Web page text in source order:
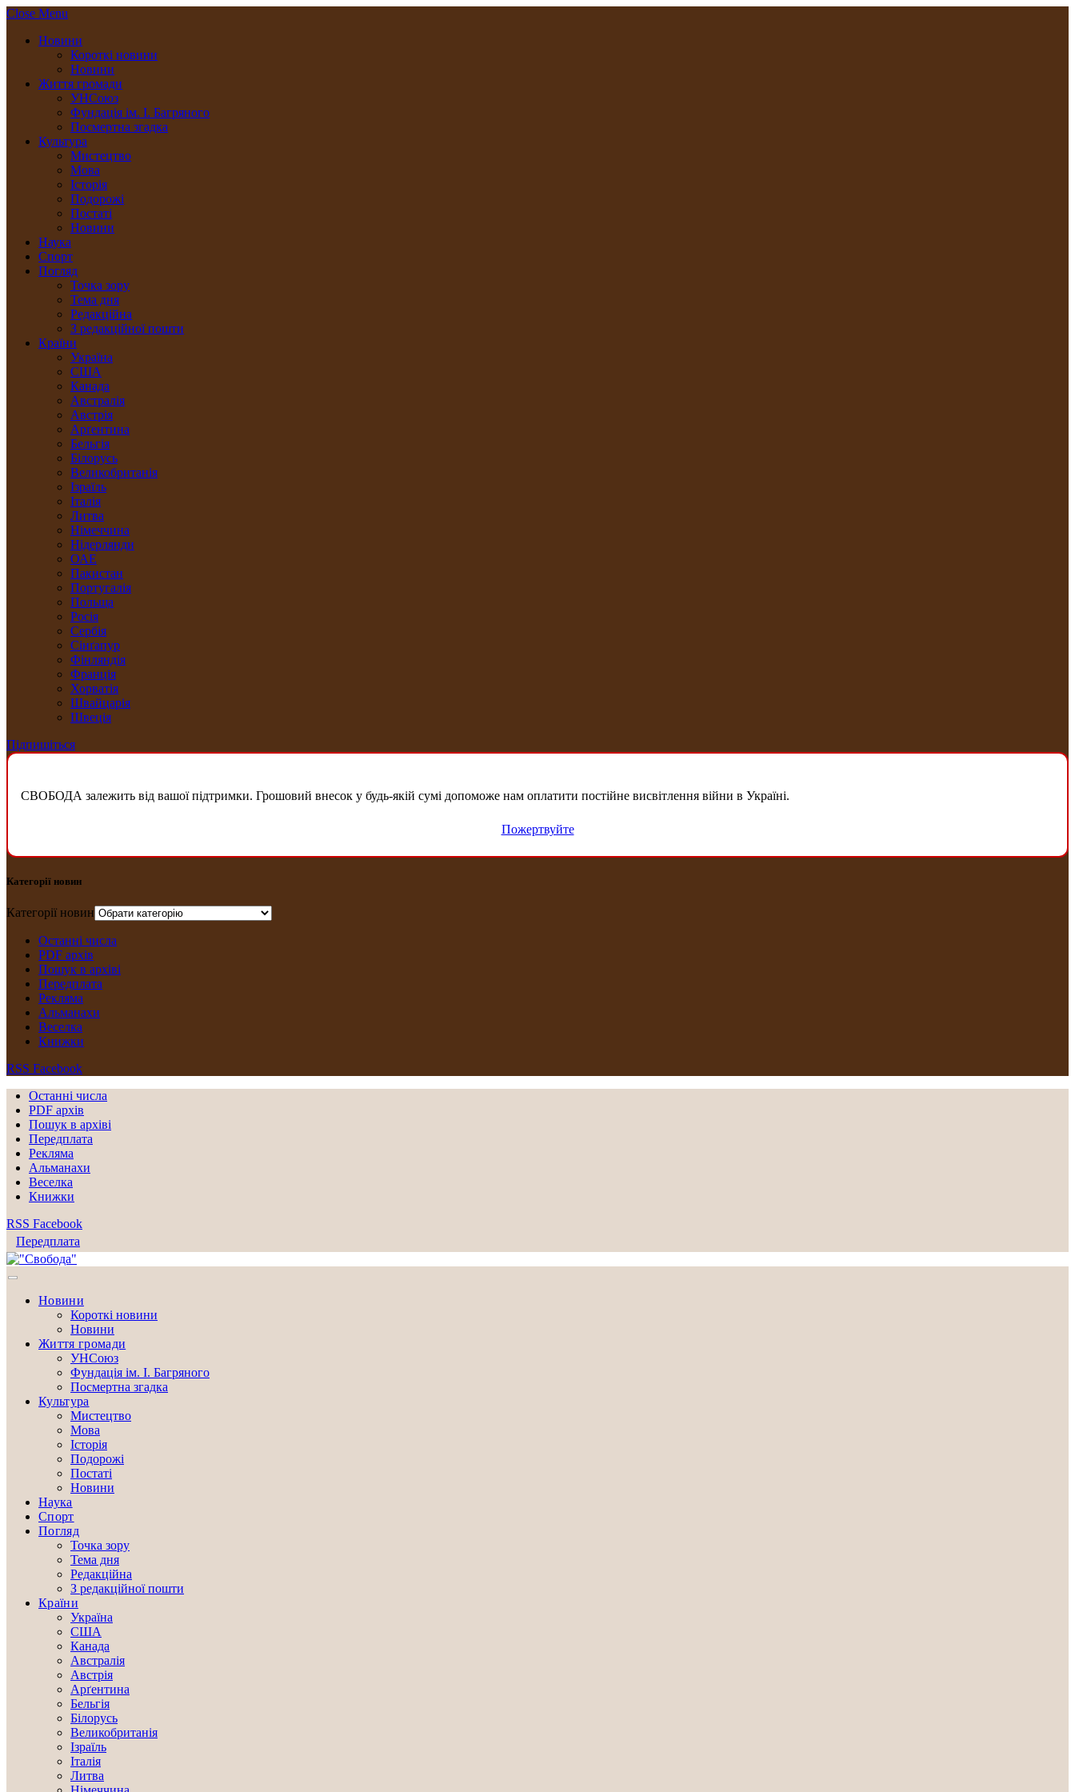
Close Menu
Новини
Короткі новини
Новини
Життя громади
УНСоюз
Фундація ім. І. Багряного
Посмертна згадка
Культура
Мистецтво
Мова
Історія
Подорожі
Постаті
Новини
Наука
Спорт
Погляд
Точка зору
Тема дня
Редакційна
З редакційної пошти
Країни
Україна
США
Канада
Австралія
Австрія
Арґентина
Бельгія
Білорусь
Великобританія
Ізраїль
Італія
Литва
Німеччина
Нідерлянди
ОАЕ
Пакистан
Португалія
Польща
Росія
Сербія
Сінґапур
Фінляндія
Франція
Хорватія
Швайцарія
Швеція
Підпишіться
СВОБОДА залежить від вашої підтримки. Грошовий внесок у будь-якій сумі допоможе нам оплатити постійне висвітлення війни в Україні.
Пожертвуйте
Категорії новин
Категорії новин
Останні числа
PDF архів
Пошук в архіві
Передплата
Рекляма
Альманахи
Веселка
Книжки
RSS Facebook
Останні числа
PDF архів
Пошук в архіві
Передплата
Рекляма
Альманахи
Веселка
Книжки
RSS Facebook
Передплата
Новини
Короткі новини
Новини
Життя громади
УНСоюз
Фундація ім. І. Багряного
Посмертна згадка
Культура
Мистецтво
Мова
Історія
Подорожі
Постаті
Новини
Наука
Спорт
Погляд
Точка зору
Тема дня
Редакційна
З редакційної пошти
Країни
Україна
США
Канада
Австралія
Австрія
Арґентина
Бельгія
Білорусь
Великобританія
Ізраїль
Італія
Литва